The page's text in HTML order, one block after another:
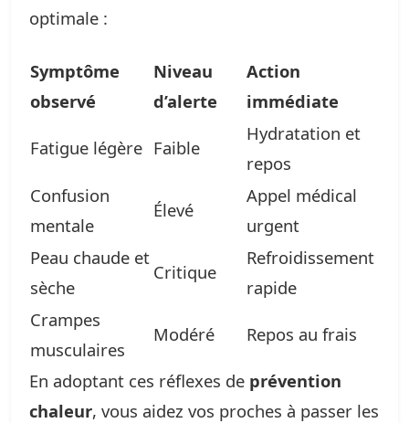
optimale :
Symptôme
observé
Niveau
d’alerte
Action
immédiate
Fatigue légère Faible
Hydratation et
repos
Confusion
mentale
Élevé
Appel médical
urgent
Peau chaude et
sèche
Critique
Refroidissement
rapide
Crampes
musculaires
Modéré Repos au frais
En adoptant ces réflexes de prévention
chaleur, vous aidez vos proches à passer les